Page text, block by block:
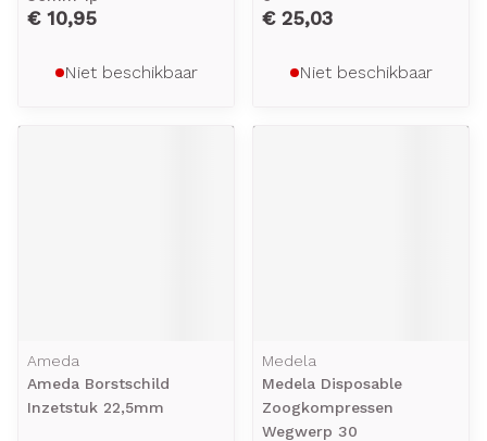
€ 10,95
Niet beschikbaar
€ 25,03
Niet beschikbaar
Ameda
Ameda Borstschild
Inzetstuk 22,5mm
Medela
Medela Disposable
Zoogkompressen
Wegwerp 30